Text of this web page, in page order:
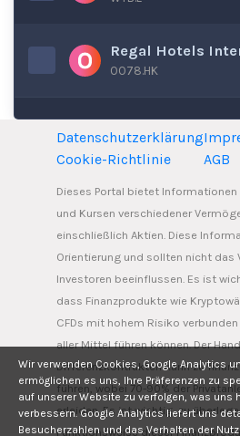
Regal Hotels
0078.HK
Datenschutzerklärung
Cookie-Richtlinie
AGB
Dieses Portal bietet Informationen
und Kursen verschiedener
einschließlich Aktien. Diese
Orientierung und sollten nicht das
Investoren beeinflussen. Es ist
dass Finanzprodukte wie
CFDs mit hohem Risiko
aller Mittel führen können. Der
Differenzkontrakten kann zu
führen, wobei 70-90% der
erleiden. Es ist wichtig, zu
Funktionsweise dieser
Wir verwenden Cookies, Google Analytics
ermöglichen es uns, Ihre Präferenzen zu
auf unserer Website zu verfolgen, was uns
verbessern. Google Analytics liefert uns
Besucherzahlen und das Verhalten der